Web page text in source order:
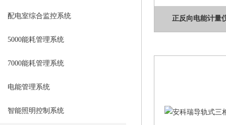
配电室综合监控系统
5000能耗管理系统
7000能耗管理系统
电能管理系统
智能照明控制系统
正反向电能计量